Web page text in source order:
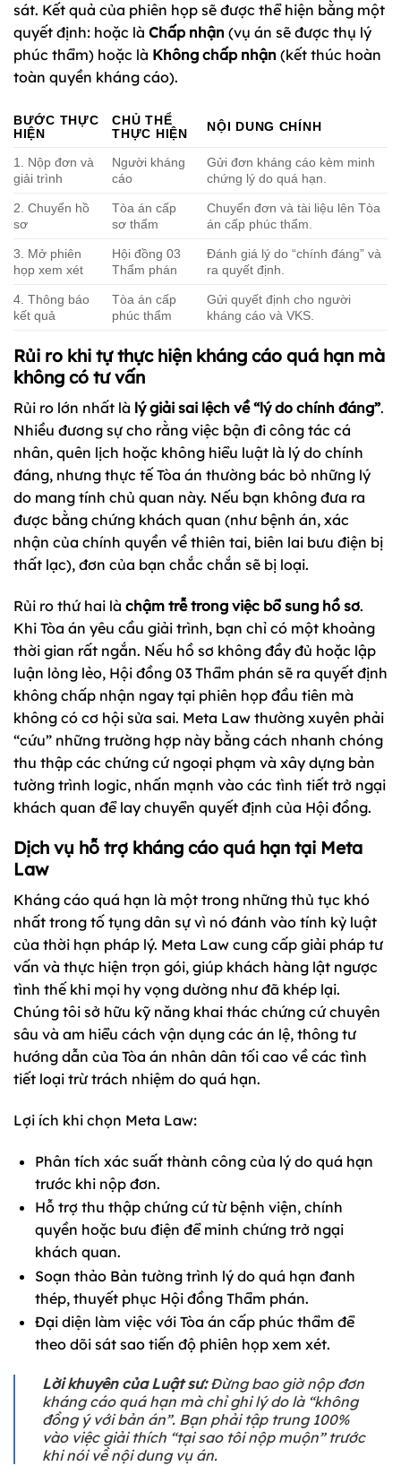
sát. Kết quả của phiên họp sẽ được thể hiện bằng một
quyết định: hoặc là Chấp nhận (vụ án sẽ được thụ lý
phúc thẩm) hoặc là Không chấp nhận (kết thúc hoàn
toàn quyền kháng cáo).
BƯỚC THỰC
HIỆN
CHỦ THỂ
THỰC HIỆN
NỘI DUNG CHÍNH
1. Nộp đơn và
giải trình
Người kháng
cáo
Gửi đơn kháng cáo kèm minh
chứng lý do quá hạn.
2. Chuyển hồ
sơ
Tòa án cấp
sơ thẩm
Chuyển đơn và tài liệu lên Tòa
án cấp phúc thẩm.
3. Mở phiên
họp xem xét
Hội đồng 03
Thẩm phán
Đánh giá lý do “chính đáng” và
ra quyết định.
4. Thông báo
kết quả
Tòa án cấp
phúc thẩm
Gửi quyết định cho người
kháng cáo và VKS.
Rủi ro khi tự thực hiện kháng cáo quá hạn mà
không có tư vấn
Rủi ro lớn nhất là lý giải sai lệch về “lý do chính đáng”.
Nhiều đương sự cho rằng việc bận đi công tác cá
nhân, quên lịch hoặc không hiểu luật là lý do chính
đáng, nhưng thực tế Tòa án thường bác bỏ những lý
do mang tính chủ quan này. Nếu bạn không đưa ra
được bằng chứng khách quan (như bệnh án, xác
nhận của chính quyền về thiên tai, biên lai bưu điện bị
thất lạc), đơn của bạn chắc chắn sẽ bị loại.
Rủi ro thứ hai là chậm trễ trong việc bổ sung hồ sơ.
Khi Tòa án yêu cầu giải trình, bạn chỉ có một khoảng
thời gian rất ngắn. Nếu hồ sơ không đầy đủ hoặc lập
luận lỏng lẻo, Hội đồng 03 Thẩm phán sẽ ra quyết định
không chấp nhận ngay tại phiên họp đầu tiên mà
không có cơ hội sửa sai. Meta Law thường xuyên phải
“cứu” những trường hợp này bằng cách nhanh chóng
thu thập các chứng cứ ngoại phạm và xây dựng bản
tường trình logic, nhấn mạnh vào các tình tiết trở ngại
khách quan để lay chuyển quyết định của Hội đồng.
Dịch vụ hỗ trợ kháng cáo quá hạn tại Meta
Law
Kháng cáo quá hạn là một trong những thủ tục khó
nhất trong tố tụng dân sự vì nó đánh vào tính kỷ luật
của thời hạn pháp lý. Meta Law cung cấp giải pháp tư
vấn và thực hiện trọn gói, giúp khách hàng lật ngược
tình thế khi mọi hy vọng dường như đã khép lại.
Chúng tôi sở hữu kỹ năng khai thác chứng cứ chuyên
sâu và am hiểu cách vận dụng các án lệ, thông tư
hướng dẫn của Tòa án nhân dân tối cao về các tình
tiết loại trừ trách nhiệm do quá hạn.
Lợi ích khi chọn Meta Law:
Phân tích xác suất thành công của lý do quá hạn
trước khi nộp đơn.
Hỗ trợ thu thập chứng cứ từ bệnh viện, chính
quyền hoặc bưu điện để minh chứng trở ngại
khách quan.
Soạn thảo Bản tường trình lý do quá hạn đanh
thép, thuyết phục Hội đồng Thẩm phán.
Đại diện làm việc với Tòa án cấp phúc thẩm để
theo dõi sát sao tiến độ phiên họp xem xét.
Lời khuyên của Luật sư:Đừng bao giờ nộp đơn
kháng cáo quá hạn mà chỉ ghi lý do là “không
đồng ý với bản án”. Bạn phải tập trung 100%
vào việc giải thích “tại sao tôi nộp muộn” trước
khi nói về nội dung vụ án.